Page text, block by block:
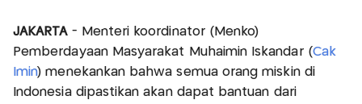
JAKARTA - Menteri koordinator (Menko)
Pemberdayaan Masyarakat Muhaimin Iskandar (Cak
Imin) menekankan bahwa semua orang miskin di
Indonesia dipastikan akan dapat bantuan dari